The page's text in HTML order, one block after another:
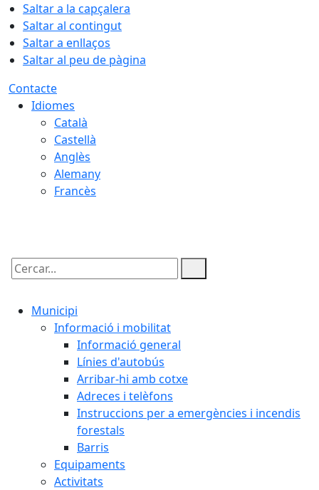
Saltar a la capçalera
Saltar al contingut
Saltar a enllaços
Saltar al peu de pàgina
Contacte
Idiomes
Català
Castellà
Anglès
Alemany
Francès
Cercar:
Municipi
Informació i mobilitat
Informació general
Línies d'autobús
Arribar-hi amb cotxe
Adreces i telèfons
Instruccions per a emergències i incendis
forestals
Barris
Equipaments
Activitats